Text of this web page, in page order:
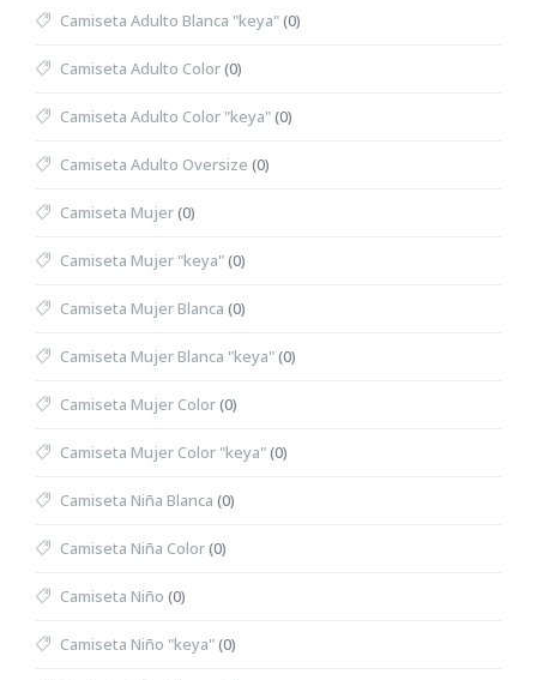
Camiseta Adulto Blanca "keya"(0)
Camiseta Adulto Color(0)
Camiseta Adulto Color "keya"(0)
Camiseta Adulto Oversize (0)
Camiseta Mujer(0)
Camiseta Mujer "keya"(0)
Camiseta Mujer Blanca (0)
Camiseta Mujer Blanca "keya"(0)
Camiseta Mujer Color(0)
Camiseta Mujer Color "keya"(0)
Camiseta Niña Blanca (0)
Camiseta Niña Color(0)
Camiseta Niño (0)
Camiseta Niño "keya"(0)